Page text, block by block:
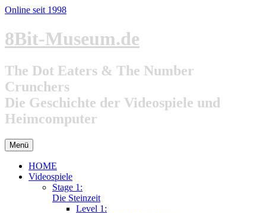
Online seit 1998
Zum
Inhalt
8Bit-Museum.de
The Dot Eaters & The Number
Crunchers
Die Geschichte der Videospiele und
Heimcomputer
Menü
HOME
Videospiele
Stage 1:
Die Steinzeit
Level 1: